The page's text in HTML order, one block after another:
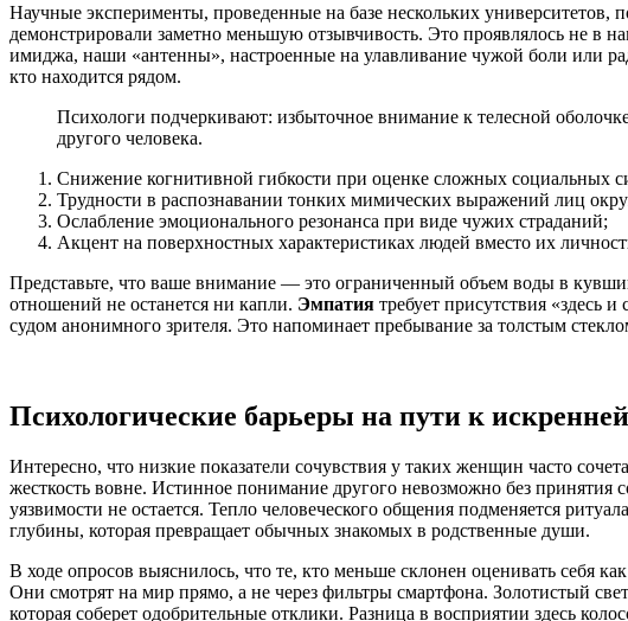
Научные эксперименты, проведенные на базе нескольких
демонстрировали заметно меньшую отзывчивость. Это проявлялось не в
имиджа, наши «антенны», настроенные на улавливание чужой боли или
кто находится рядом.
Психологи подчеркивают: избыточное внимание к телесной
другого человека.
Снижение когнитивной гибкости при оценке сложных социальных
Трудности в распознавании тонких мимических выражений лиц
Ослабление эмоционального резонанса при виде чужих страданий;
Акцент на поверхностных характеристиках людей вместо их
Представьте, что ваше внимание — это ограниченный объем воды в
отношений не останется ни капли. Эмпатия требует присутствия «здесь
судом анонимного зрителя. Это напоминает пребывание за толстым
Психологические барьеры на пути к
Интересно, что низкие показатели сочувствия у таких женщин часто
жесткость вовне. Истинное понимание другого невозможно без принятия
уязвимости не остается. Тепло человеческого общения подменяется
глубины, которая превращает обычных знакомых в родственные души.
В ходе опросов выяснилось, что те, кто меньше склонен оценивать себя
Они смотрят на мир прямо, а не через фильтры смартфона. Золотистый
которая соберет одобрительные отклики. Разница в восприятии здесь